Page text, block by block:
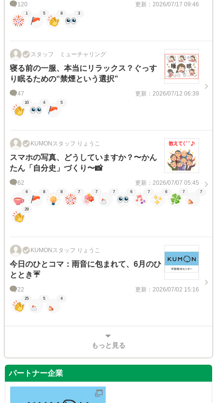
120 更新：2026/07/17 09:46
1 5 8 3
スタッフ ミューチャリング
寝る前の一服、本当にリラックス？ぐっす
り眠るための“禁煙という選択”
47 更新：2026/07/12 06:39
10 4 5
KUMONスタッフ りょうこ
スマホの写真、どうしていますか？〜かん
たん「自分史」づくり〜📸
62 更新：2026/07/07 05:45
6 8 8 7 7 7 6 7 6 7 7
29
KUMONスタッフ りょうこ
今日のひとコマ：雨音に包まれて、6月のひ
ととき☔
22 更新：2026/07/02 15:16
25 5 4
もっと見る
パートナー企業